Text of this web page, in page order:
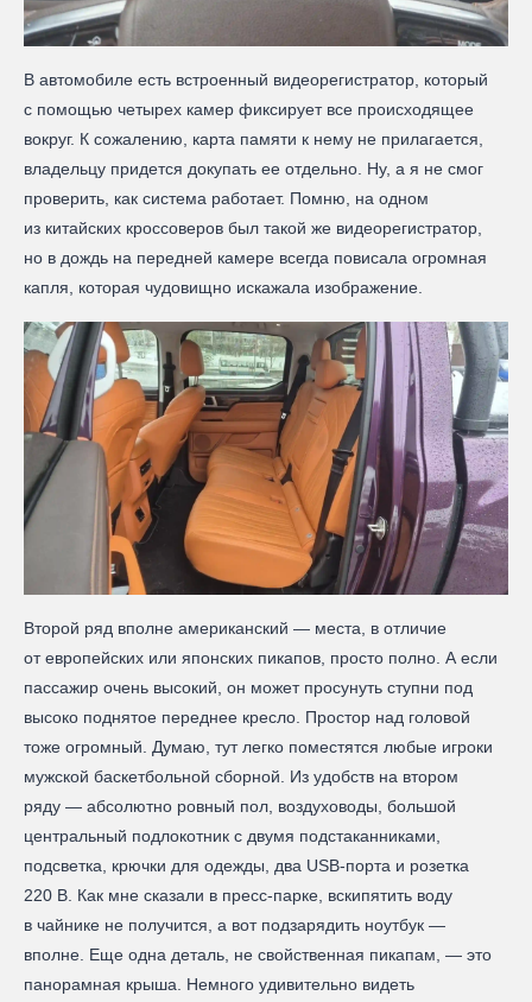
В автомобиле есть встроенный видеорегистратор, который
с помощью четырех камер фиксирует все происходящее
вокруг. К сожалению, карта памяти к нему не прилагается,
владельцу придется докупать ее отдельно. Ну, а я не смог
проверить, как система работает. Помню, на одном
из китайских кроссоверов был такой же видеорегистратор,
но в дождь на передней камере всегда повисала огромная
капля, которая чудовищно искажала изображение.
Второй ряд вполне американский — места, в отличие
от европейских или японских пикапов, просто полно. А если
пассажир очень высокий, он может просунуть ступни под
высоко поднятое переднее кресло. Простор над головой
тоже огромный. Думаю, тут легко поместятся любые игроки
мужской баскетбольной сборной. Из удобств на втором
ряду — абсолютно ровный пол, воздуховоды, большой
центральный подлокотник с двумя подстаканниками,
подсветка, крючки для одежды, два USB-порта и розетка
220 В. Как мне сказали в пресс-парке, вскипятить воду
в чайнике не получится, а вот подзарядить ноутбук —
вполне. Еще одна деталь, не свойственная пикапам, — это
панорамная крыша. Немного удивительно видеть